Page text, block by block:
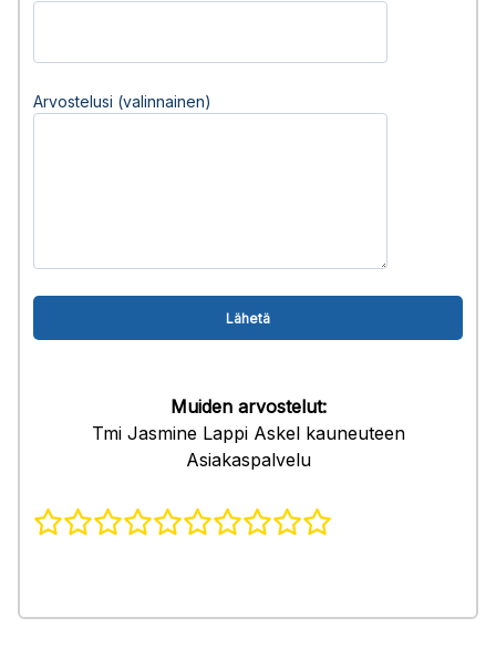
Arvostelusi (valinnainen)
Muiden arvostelut:
Tmi Jasmine Lappi Askel kauneuteen
Asiakaspalvelu